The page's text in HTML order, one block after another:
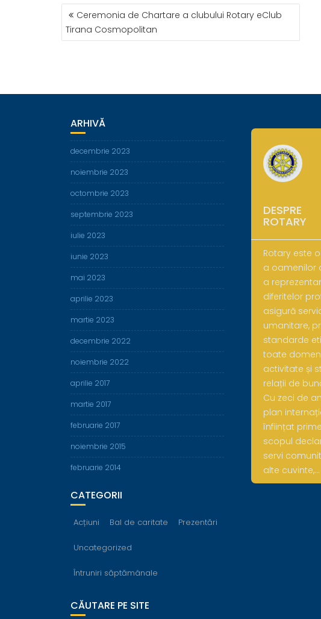
NAVIGARE
ÎN
ARTICOLE
Ceremonia de Chartare a clubului Rotary eClub
Tirana Cosmopolitan
ARHIVĂ
decembrie 2023
noiembrie 2023
octombrie 2023
septembrie 2023
iulie 2023
iunie 2023
mai 2023
aprilie 2023
martie 2023
decembrie 2022
noiembrie 2022
aprilie 2017
martie 2017
februarie 2017
noiembrie 2015
februarie 2014
CATEGORII
Acțiuni Bal de caritate Prezentări
Uncategorized
Întruniri săptămânale
CĂUTARE PE SITE
DESPRE
ROTARY
Rotary este
a oamenilor
a
diferitelor
asigură
umanitare,
standarde
toate
activitate și
relații de
Cu zeci de
plan
înființat
scopul
servi
alte cuvinte,…